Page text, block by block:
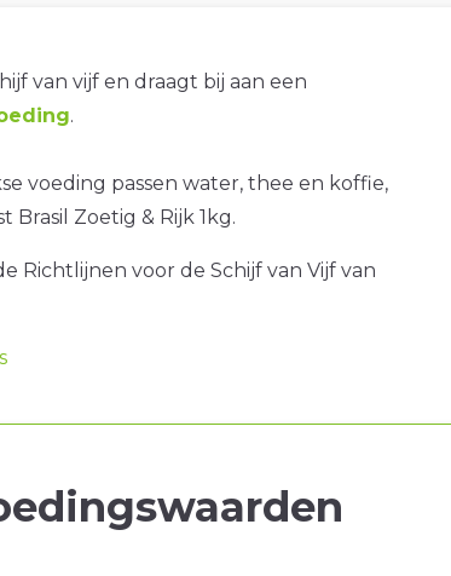
van vijf en draagt bij aan een
.
voeding passen water, thee en koffie,
Brasil Zoetig & Rijk 1kg.
Richtlijnen voor de Schijf van Vijf van